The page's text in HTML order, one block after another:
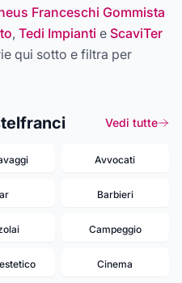
Franceschi Gommista
, Tedi Impianti e ScaviTer
qui sotto e filtra per
Vedi tutte
Avvocati
Barbieri
Campeggio
Cinema